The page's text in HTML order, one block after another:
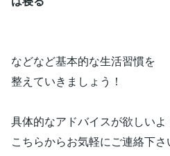
などなど基本的な生活習慣を
整えていきましょう！
具体的なアドバイスが欲しい
こちらからお気軽にご連絡下